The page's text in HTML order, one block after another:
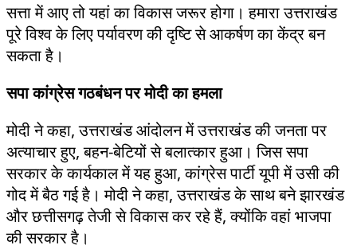
सत्ता में आए तो यहां का विकास जरूर होगा। हमारा उत्तराखंड
पूरे विश्व के लिए पर्यावरण की दृष्टि से आकर्षण का केंद्र बन
सकता है।
सपा कांग्रेस गठबंधन पर मोदी का हमला
मोदी ने कहा, उत्तराखंड आंदोलन में उत्तराखंड की जनता पर
अत्याचार हुए, बहन-बेटियों से बलात्कार हुआ। जिस सपा
सरकार के कार्यकाल में यह हुआ, कांग्रेस पार्टी यूपी में उसी की
गोद में बैठ गई है। मोदी ने कहा, उत्तराखंड के साथ बने झारखंड
और छत्तीसगढ़ तेजी से विकास कर रहे हैं, क्योंकि वहां भाजपा
की सरकार है।